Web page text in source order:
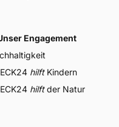
Engagement
hilftKindern
hilftder Natur